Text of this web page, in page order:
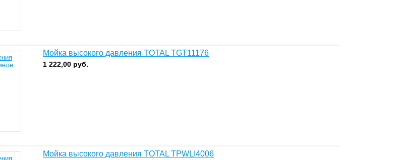
Мойка высокого давления TOTAL TGT11176
1 222,00 руб.
Мойка высокого давления TOTAL TPWLI4006